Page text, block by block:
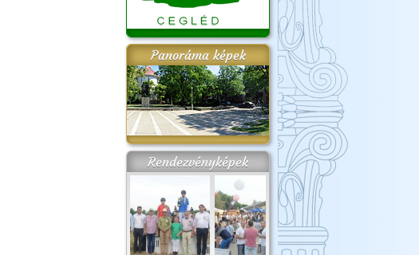
Panoráma képek
Rendezvényképek